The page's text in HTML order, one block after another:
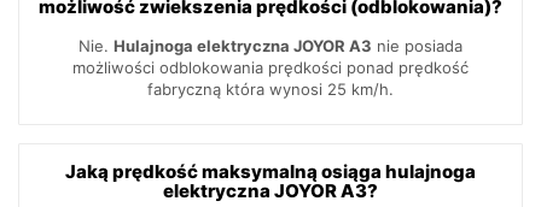
możliwość zwiekszenia prędkości (odblokowania)?
Nie. Hulajnoga elektryczna JOYOR A3 nie posiada
możliwości odblokowania prędkości ponad prędkość
fabryczną która wynosi 25 km/h.
Jaką prędkość maksymalną osiąga hulajnoga
elektryczna JOYOR A3?